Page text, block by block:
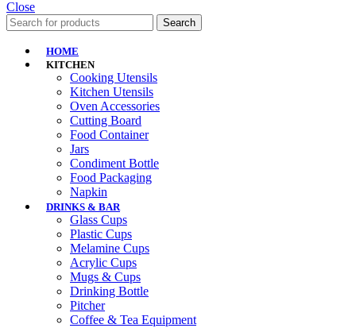
Close
Search
HOME
KITCHEN
Cooking Utensils
Kitchen Utensils
Oven Accessories
Cutting Board
Food Container
Jars
Condiment Bottle
Food Packaging
Napkin
DRINKS & BAR
Glass Cups
Plastic Cups
Melamine Cups
Acrylic Cups
Mugs & Cups
Drinking Bottle
Pitcher
Coffee & Tea Equipment